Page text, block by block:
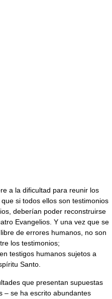
a la dificultad para reunir los
si todos ellos son testimonios
deberían poder reconstruirse
Evangelios. Y una vez que se
de errores humanos, no son
los testimonios;
testigos humanos sujetos a
Santo.
que presentan supuestas
– se ha escrito abundantes